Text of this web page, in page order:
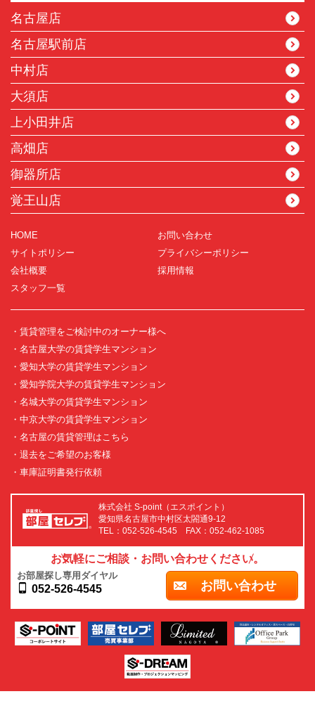
名古屋店
名古屋駅前店
中村店
大須店
上小田井店
高畑店
御器所店
覚王山店
HOME
お問い合わせ
サイトポリシー
プライバシーポリシー
会社概要
採用情報
スタッフ一覧
・賃貸管理をご検討中のオーナー様へ
・名古屋大学の賃貸学生マンション
・愛知大学の賃貸学生マンション
・愛知学院大学の賃貸学生マンション
・名城大学の賃貸学生マンション
・中京大学の賃貸学生マンション
・名古屋の賃貸管理はこちら
・退去をご希望のお客様
・車庫証明書発行依頼
株式会社 S-point（エスポイント）
愛知県名古屋市中村区太閤通9-12
TEL：052-526-4545 FAX：052-462-1085
お気軽にご相談・お問い合わせください。
お部屋探し専用ダイヤル
052-526-4545 お問い合わせ